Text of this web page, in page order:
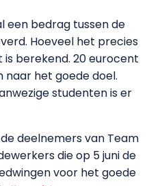
een bedrag tussen de
Hoeveel het precies
is berekend. 20 eurocent
naar het goede doel.
studenten is er
deelnemers van Team
die op 5 juni de
voor het goede